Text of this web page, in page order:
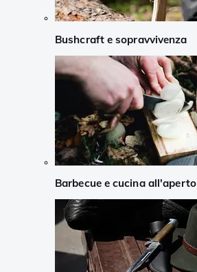
Bushcraft e sopravvivenza
Barbecue e cucina all'aperto